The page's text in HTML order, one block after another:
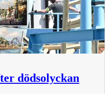
dödsolyckan